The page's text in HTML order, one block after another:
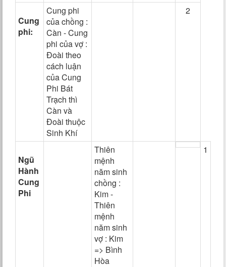
Cung
phi:
Cung phi
của chồng :
Càn - Cung
phi của vợ :
Đoài theo
cách luận
của Cung
Phi Bát
Trạch thì
Càn và
Đoài thuộc
Sinh Khí
2
Ngũ
Hành
Cung
Phi
Thiên
mệnh
năm sinh
chồng :
Kim -
Thiên
mệnh
năm sinh
vợ : Kim
=> Bình
Hòa
1